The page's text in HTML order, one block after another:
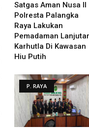
Satgas Aman Nusa II
Polresta Palangka
Raya Lakukan
Pemadaman
Karhutla Di Kawasan
Hiu Putih
P. RAYA